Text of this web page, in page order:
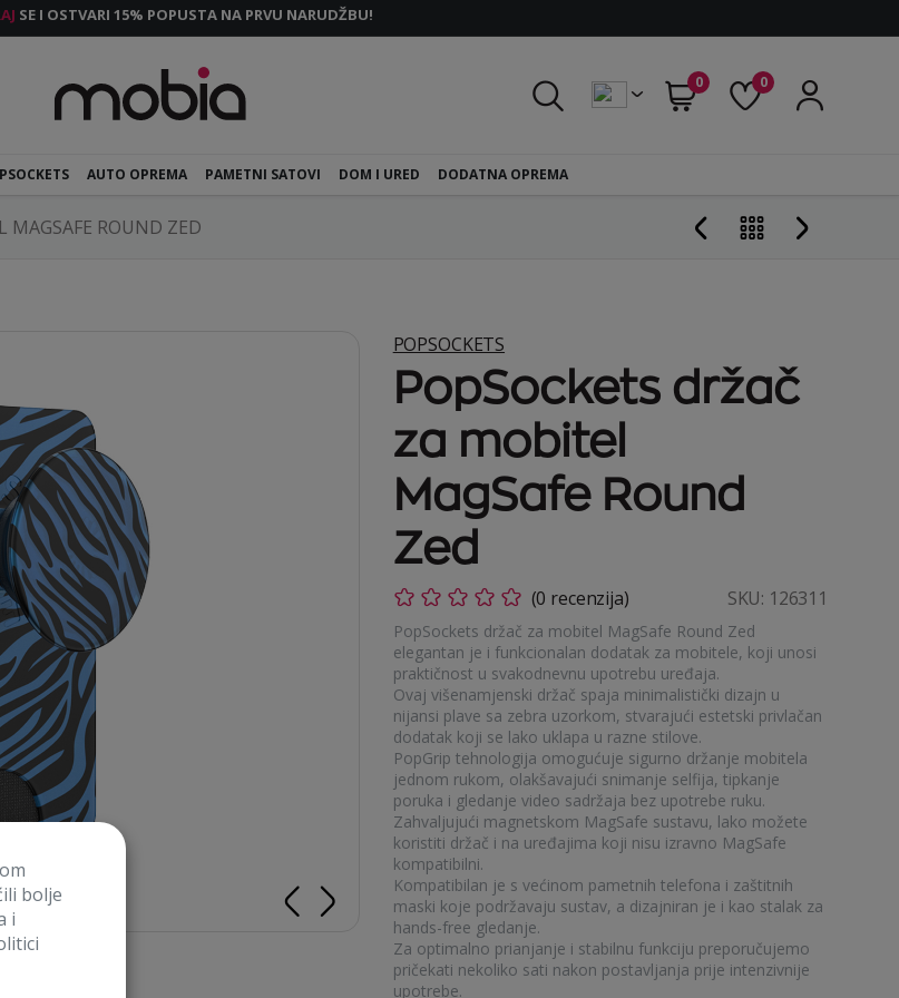
SE I OSTVARI 15% POPUSTA NA PRVU NARUDŽBU!
0 0
AUTO OPREMA PAMETNI SATOVI DOM I URED DODATNA OPREMA
MAGSAFE ROUND ZED
POPSOCKETS
PopSockets držač
za mobitel
MagSafe Round
Zed
(0 recenzija) SKU: 126311
PopSockets držač za mobitel MagSafe Round Zed
elegantan je i funkcionalan dodatak za mobitele, koji unosi
praktičnost u svakodnevnu upotrebu uređaja.
Ovaj višenamjenski držač spaja minimalistički dizajn u
nijansi plave sa zebra uzorkom, stvarajući estetski privlačan
dodatak koji se lako uklapa u razne stilove.
PopGrip tehnologija omogućuje sigurno držanje mobitela
jednom rukom, olakšavajući snimanje selfija, tipkanje
poruka i gledanje video sadržaja bez upotrebe ruku.
Zahvaljujući magnetskom MagSafe sustavu, lako možete
koristiti držač i na uređajima koji nisu izravno MagSafe
kompatibilni.
Kompatibilan je s većinom pametnih telefona i zaštitnih
maski koje podržavaju sustav, a dizajniran je i kao stalak za
hands-free gledanje.
Za optimalno prianjanje i stabilnu funkciju preporučujemo
pričekati nekoliko sati nakon postavljanja prije intenzivnije
upotrebe.
bolje
i